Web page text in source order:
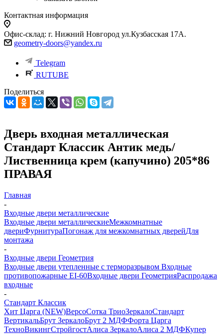
Контактная информация
Офис-склад: г. Нижний Новгород ул.Кузбасская 17А.
geometry-doors@yandex.ru
Telegram
RUTUBE
Поделиться
Дверь входная металлическая
Стандарт Классик Антик медь/
Лиственница крем (капучино) 205*86
ПРАВАЯ
Главная
-
Входные двери металлические
Входные двери металлическиеМежкомнатные
двериФурнитураПогонаж для межкомнатных дверейДля
монтажа
-
Входные двери Геометрия
Входные двери утепленные с терморазрывом Входные
противопожарные EI-60Входные двери ГеометрияРаспродажа
входные
-
Стандарт Классик
Хит Царга (NEW)ВерсоСотка ТриоЗеркалоСтандарт
ВертикальБрут ЗеркалоБрут 2 МДФФорта Царга
ТехноВикингСтройгостАлиса ЗеркалоАлиса 2 МДФКупер